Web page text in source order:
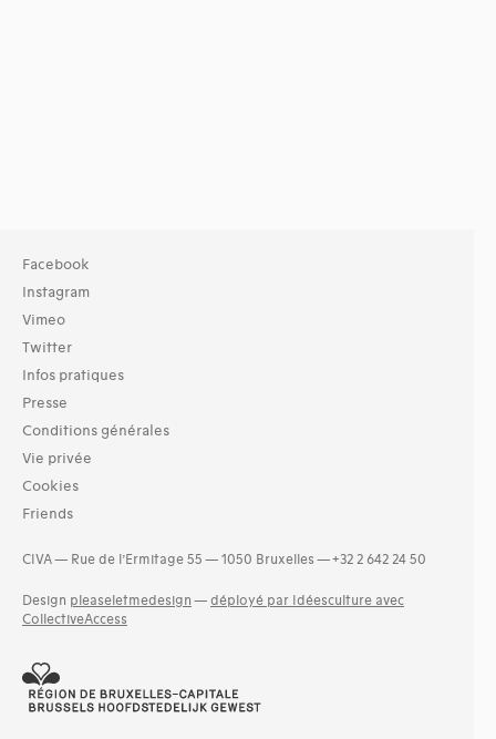
Facebook
Instagram
Vimeo
Twitter
Infos pratiques
Presse
Conditions générales
Vie privée
Cookies
Friends
CIVA — Rue de l’Ermitage 55 — 1050 Bruxelles — +32 2 642 24 50
Design pleaseletmedesign — déployé par Idéesculture avec
CollectiveAccess